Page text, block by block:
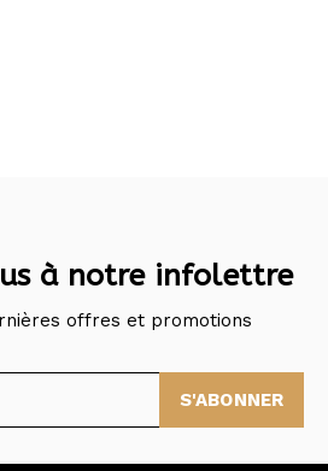
à notre infolettre
offres et promotions
S'ABONNER